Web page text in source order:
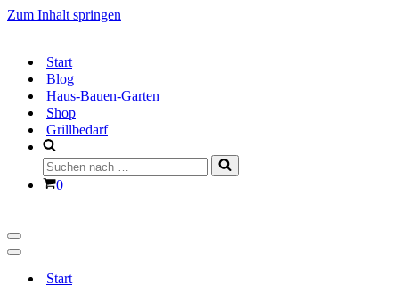
Zum Inhalt springen
Start
Blog
Haus-Bauen-Garten
Shop
Grillbedarf
Suchen
nach …
Warenkorb
0
Navigationsmenü
Navigationsmenü
Start